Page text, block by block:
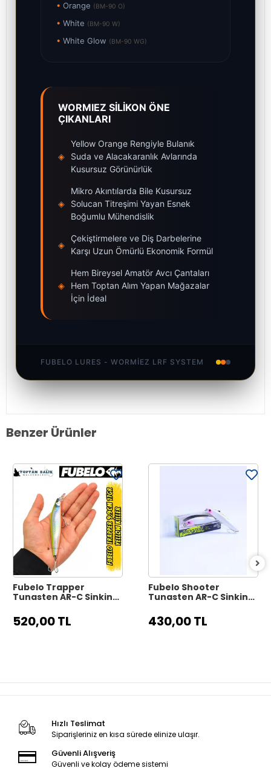
• Orange (BM-90 O)
• White (BM-90 W)
• White Glow (BM-90 WG)
WORMIEZ SİLİKON ÖNE
ÇIKANLARI
◈
Yellow Orange Rengiyle Bulanık
Suda ve Alacakaranlık Avlarında
Kusursuz Görünürlük
◈
Mikro Akıntılarda Bile Kusursuz
Solucan Titreşimi Yayan Esnek
Boğumlu Mühendislik
◈
Çekiştirmelere ve Diş Darbelerine
Karşı Uzun Ömürlü Ekonomik Formül
◈
Hem Bireysel Amatör Avcı Çantaları
Hem Toptan Alım Yapan Mağazalar
İçin İdeal
FUBELO LURES - WORMIEZ LRF SYSTEM
Benzer Ürünler
Fubelo Trapper
Tungsten AR-C Sinking
- Yellow Killer
520,00 TL
Fubelo Shooter
Tungsten AR-C Sinking
Mor Kafa
430,00 TL
Hızlı Teslimat
Siparişleriniz en kısa sürede elinize ulaşır.
Güvenli Alışveriş
Güvenli ve kolay ödeme sistemi